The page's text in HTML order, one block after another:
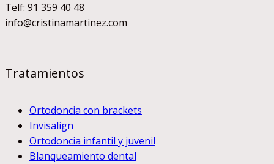
Telf: 91 359 40 48
info@cristinamartinez.com
Tratamientos
Ortodoncia con brackets
Invisalign
Ortodoncia infantil y juvenil
Blanqueamiento dental